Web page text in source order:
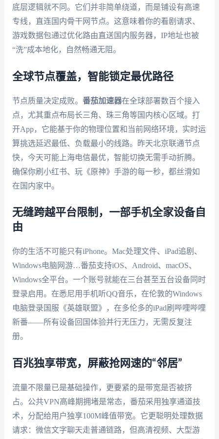
底层逻辑就不同。它们并非简单绕道，而是铺设有高速
专线，直连国内骨干网节点。这意味着你的看剧请求、
游戏数据包通过优化路由直送国内服务器，IP地址也被
“洗”成本地化，自然畅通无阻。
全球节点覆盖，智能锁定最优路径
节点质量决定成败。 番茄加速器在全球部署数百个接入
点，尤其重点布局长三角、珠三角等国内核心区域。打
开App，它能基于你的物理位置和当前网络环境，实时运
算挑选延迟最低、负载最小的线路。昨天北京联通节点
快，今天可能上海电信最优，智能切换无需手动折腾。
确保你刷小红书、玩《原神》手游的每一秒，都丝滑如
在国内家中。
无缝跨越平台限制，一部手机全家设备自
由
你的生活不可能只有iPhone。Mac处理文件、iPad追剧、
Windows电脑网游…番茄支持iOS、Android、macOS、
Windows全平台。一个账号就能在三台甚至五台设备同时
登录启用。在悉尼用手机听QQ音乐，在伦敦的Windows
电脑登录国服《英雄联盟》，在多伦多的iPad刷哔哩哔哩
新番——所有设备回国体验并行无压力，无需反复注
册。
百兆独享带宽，屏蔽抢网速的“邻居”
流量不限量已是基础操作，更要紧的是带宽是否被挤
占。公共VPN高峰期拥堵是常态，番茄采用独享通道技
术，分配给用户独享100M峰值带宽。它更聪明处理数据
请求：微信文字聊天走普通链路，但高清视频、大型游